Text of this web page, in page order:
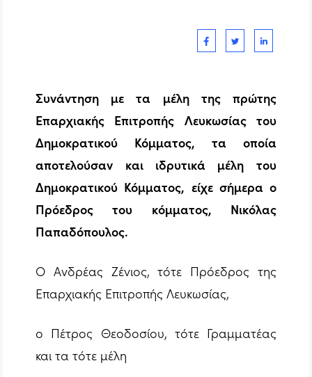
Συνάντηση με τα μέλη της πρώτης
Επαρχιακής Επιτροπής Λευκωσίας του
Δημοκρατικού Κόμματος, τα οποία
αποτελούσαν και ιδρυτικά μέλη του
Δημοκρατικού Κόμματος, είχε σήμερα ο
Πρόεδρος του κόμματος, Νικόλας
Παπαδόπουλος.
Ο Ανδρέας Ζένιος, τότε Πρόεδρος της
Επαρχιακής Επιτροπής Λευκωσίας,
ο Πέτρος Θεοδοσίου, τότε Γραμματέας
και τα τότε μέλη